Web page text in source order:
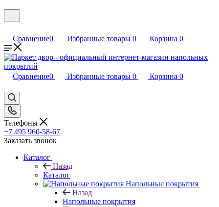
Сравнение0 Избранные товары 0 Корзина 0
Сравнение0 Избранные товары 0 Корзина 0
Телефоны
+7 495 960-58-67
Заказать звонок
Каталог
Назад
Каталог
Напольные покрытия
Назад
Напольные покрытия